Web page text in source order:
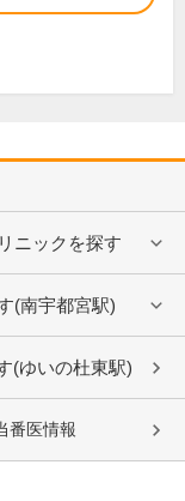
ニックを探す
(南宇都宮駅)
(ゆいの杜東駅)
番医情報